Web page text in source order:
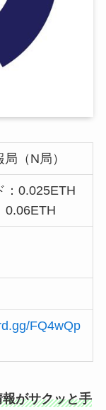
（N局）
：0.025ETH
0.06ETH
FQ4wQp
がサクッと手